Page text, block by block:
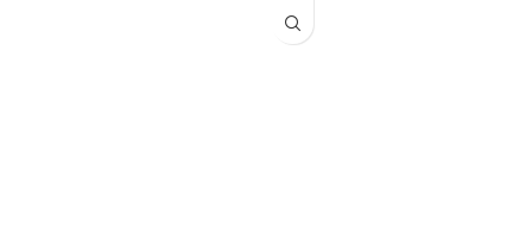
modelos monofásicos incluyen